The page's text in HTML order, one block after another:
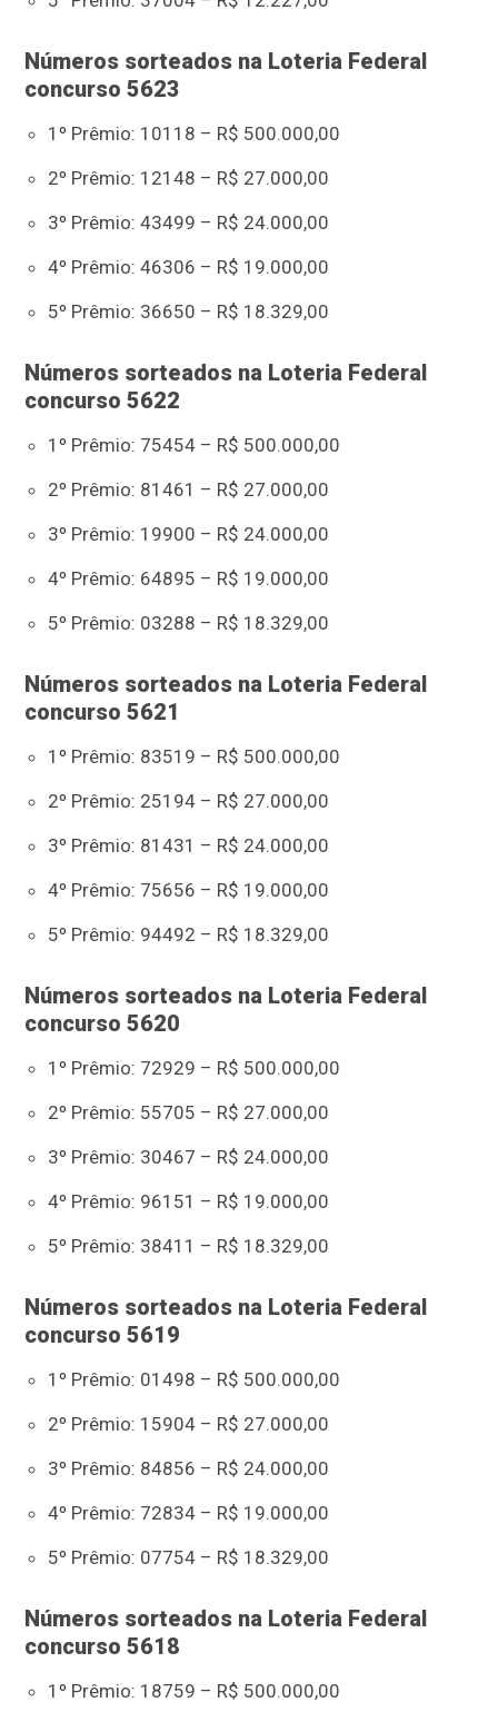
Números sorteados na Loteria Federal
concurso 5623
1º Prêmio: 10118 – R$ 500.000,00
2º Prêmio: 12148 – R$ 27.000,00
3º Prêmio: 43499 – R$ 24.000,00
4º Prêmio: 46306 – R$ 19.000,00
5º Prêmio: 36650 – R$ 18.329,00
Números sorteados na Loteria Federal
concurso 5622
1º Prêmio: 75454 – R$ 500.000,00
2º Prêmio: 81461 – R$ 27.000,00
3º Prêmio: 19900 – R$ 24.000,00
4º Prêmio: 64895 – R$ 19.000,00
5º Prêmio: 03288 – R$ 18.329,00
Números sorteados na Loteria Federal
concurso 5621
1º Prêmio: 83519 – R$ 500.000,00
2º Prêmio: 25194 – R$ 27.000,00
3º Prêmio: 81431 – R$ 24.000,00
4º Prêmio: 75656 – R$ 19.000,00
5º Prêmio: 94492 – R$ 18.329,00
Números sorteados na Loteria Federal
concurso 5620
1º Prêmio: 72929 – R$ 500.000,00
2º Prêmio: 55705 – R$ 27.000,00
3º Prêmio: 30467 – R$ 24.000,00
4º Prêmio: 96151 – R$ 19.000,00
5º Prêmio: 38411 – R$ 18.329,00
Números sorteados na Loteria Federal
concurso 5619
1º Prêmio: 01498 – R$ 500.000,00
2º Prêmio: 15904 – R$ 27.000,00
3º Prêmio: 84856 – R$ 24.000,00
4º Prêmio: 72834 – R$ 19.000,00
5º Prêmio: 07754 – R$ 18.329,00
Números sorteados na Loteria Federal
concurso 5618
1º Prêmio: 18759 – R$ 500.000,00